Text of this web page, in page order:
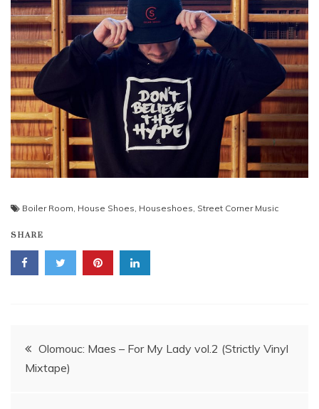
Boiler Room, House Shoes, Houseshoes, Street Corner Music
SHARE
Navigace
pro
Olomouc: Maes – For My Lady vol.2 (Strictly Vinyl
Mixtape)